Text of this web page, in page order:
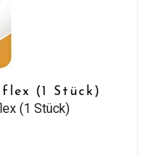
(1 Stück)
(1 Stück)